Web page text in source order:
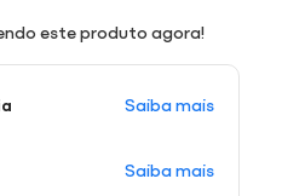
este produto agora!
Saiba mais
Saiba mais